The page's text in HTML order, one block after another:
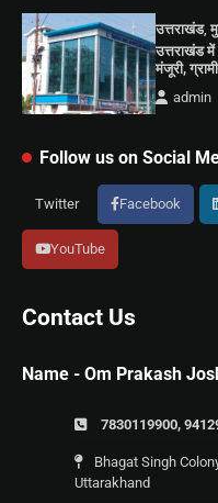
उत्तराखंड,
उत्तराखंड
मंजूरी,
admin
Follow us on Social
Twitter Facebook
YouTube
Contact Us
Name - Om Prakash
7830119900,
Bhagat Singh
Uttarakhand